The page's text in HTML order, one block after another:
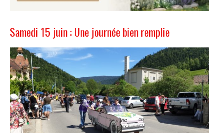
Samedi 15 juin : Une journée bien remplie